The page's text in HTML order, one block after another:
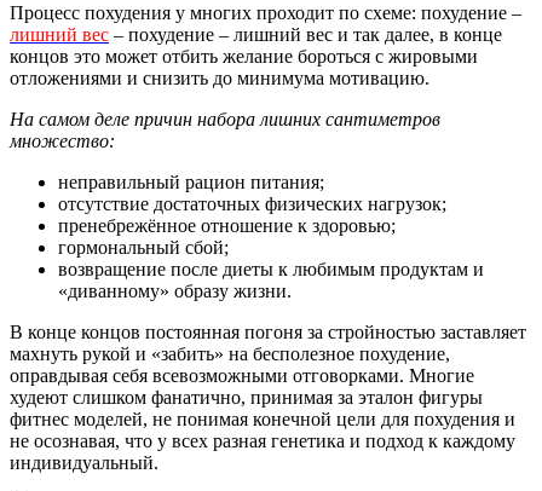
Процесс похудения у многих проходит по схеме: похудение –
лишний вес – похудение – лишний вес и так далее, в конце
концов это может отбить желание бороться с жировыми
отложениями и снизить до минимума мотивацию.
На самом деле причин набора лишних сантиметров
множество:
неправильный рацион питания;
отсутствие достаточных физических нагрузок;
пренебрежённое отношение к здоровью;
гормональный сбой;
возвращение после диеты к любимым продуктам и
«диванному» образу жизни.
В конце концов постоянная погоня за стройностью заставляет
махнуть рукой и «забить» на бесполезное похудение,
оправдывая себя всевозможными отговорками. Многие
худеют слишком фанатично, принимая за эталон фигуры
фитнес моделей, не понимая конечной цели для похудения и
не осознавая, что у всех разная генетика и подход к каждому
индивидуальный.